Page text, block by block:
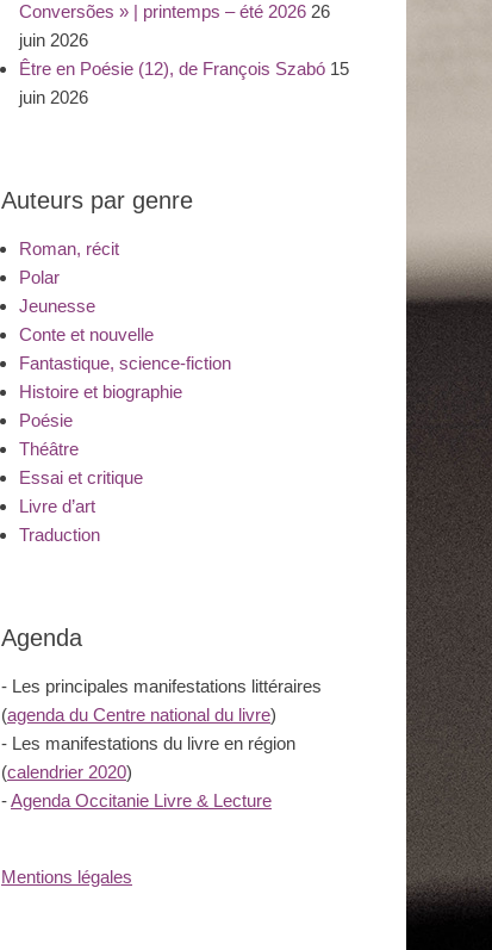
Conversões » | printemps – été 2026 26
juin 2026
Être en Poésie (12), de François Szabó 15
juin 2026
Auteurs par genre
Roman, récit
Polar
Jeunesse
Conte et nouvelle
Fantastique, science-fiction
Histoire et biographie
Poésie
Théâtre
Essai et critique
Livre d’art
Traduction
Agenda
- Les principales manifestations littéraires
(agenda du Centre national du livre)
- Les manifestations du livre en région
(calendrier 2020)
-Agenda Occitanie Livre & Lecture
Mentions légales